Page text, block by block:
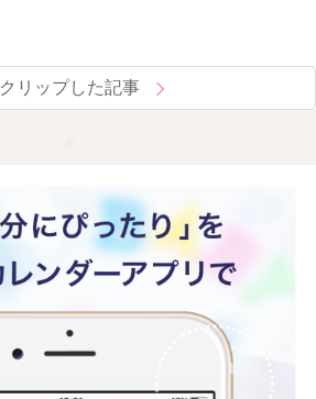
クリップした記事